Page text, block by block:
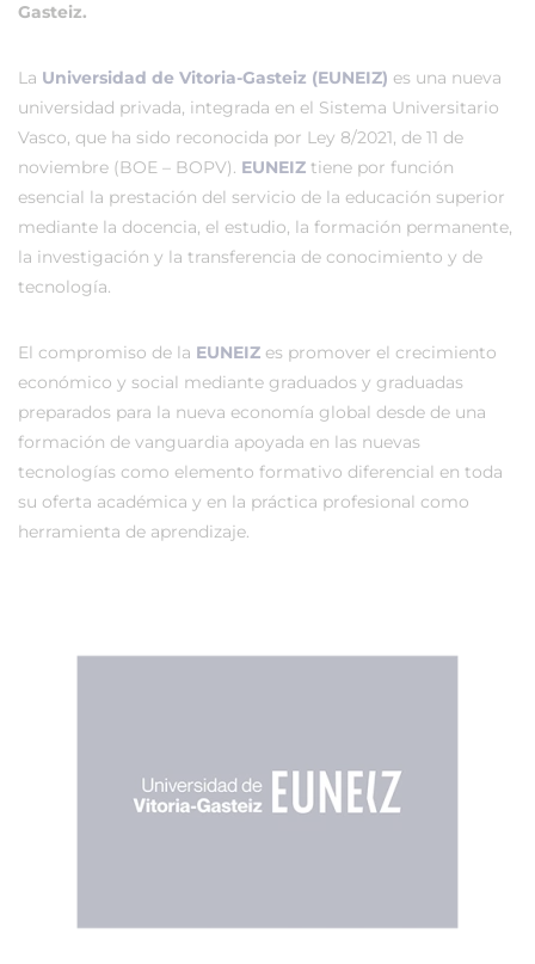
Gasteiz.
La Universidad de Vitoria-Gasteiz (EUNEIZ) es una nueva
universidad privada, integrada en el Sistema Universitario
Vasco, que ha sido reconocida por Ley 8/2021, de 11 de
noviembre (BOE – BOPV). EUNEIZ tiene por función
esencial la prestación del servicio de la educación superior
mediante la docencia, el estudio, la formación permanente,
la investigación y la transferencia de conocimiento y de
tecnología.
El compromiso de la EUNEIZ es promover el crecimiento
económico y social mediante graduados y graduadas
preparados para la nueva economía global desde de una
formación de vanguardia apoyada en las nuevas
tecnologías como elemento formativo diferencial en toda
su oferta académica y en la práctica profesional como
herramienta de aprendizaje.